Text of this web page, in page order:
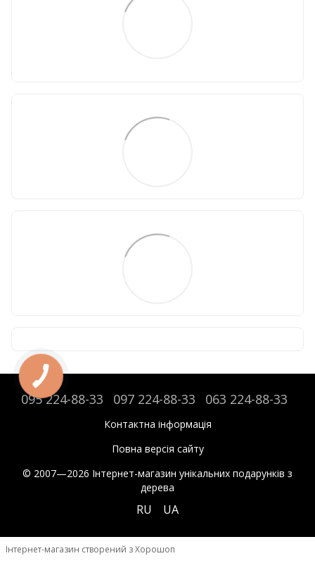
095 224-88-33 097 224-88-33 063 224-88-33
Контактна інформація
Повна версія сайту
© 2007—2026 Інтернет-магазин унікальних подарунків з
дерева
RU UA
Інтернет-магазин створений з Хорошоп